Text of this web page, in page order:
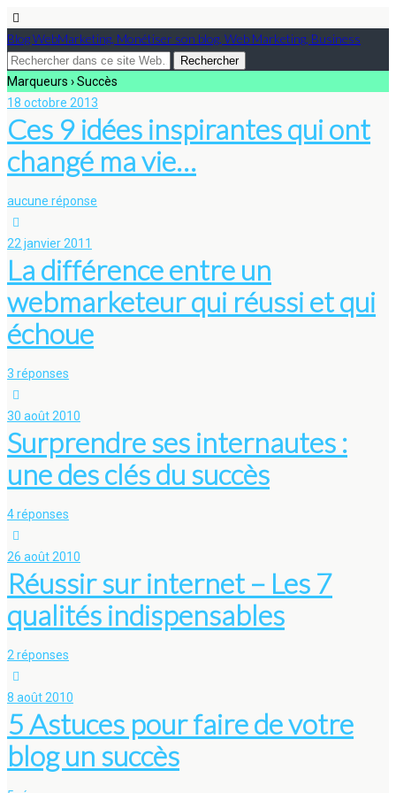
Blog WebMarketing, Monétiser son blog, Web Marketing, Business
Marqueurs › Succès
18 octobre 2013
Ces 9 idées inspirantes qui ont
changé ma vie…
aucune réponse
22 janvier 2011
La différence entre un
webmarketeur qui réussi et qui
échoue
3 réponses
30 août 2010
Surprendre ses internautes :
une des clés du succès
4 réponses
26 août 2010
Réussir sur internet – Les 7
qualités indispensables
2 réponses
8 août 2010
5 Astuces pour faire de votre
blog un succès